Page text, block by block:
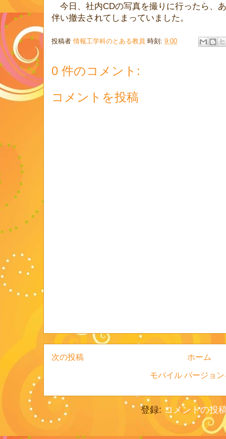
今日、社内CDの写真を撮りに行ったら、
伴い撤去されてしまっていました。
投稿者情報工学科のとある教員 時刻: 9:00
0 件のコメント:
コメントを投稿
次の投稿 ホーム
モバイル バージョ
登録: コメントの投